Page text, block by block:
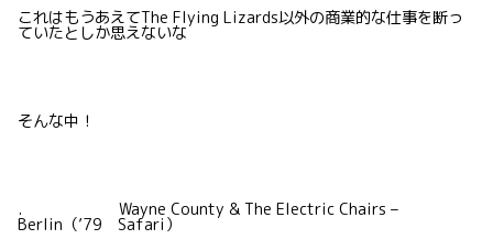
これはもうあえてThe Flying Lizards以外の商業的な仕事を断っ
ていたとしか思えないな
そんな中！
. Wayne County & The Electric Chairs –
Berlin（’79 Safari）